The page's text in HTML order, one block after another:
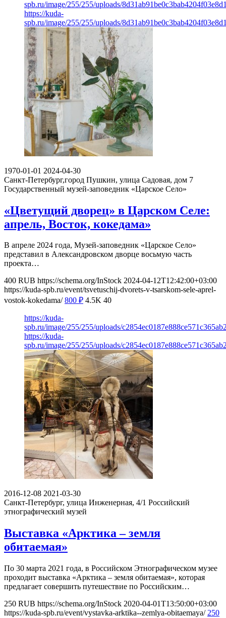
spb.ru/image/255/255/uploads/
https://kuda-
spb.ru/image/255/255/uploads/
1970-01-01 2024-04-30
Санкт-Петербург,город Пушкин, улица Садовая, дом 7
Государственный музей-заповедник «Царское Село»
«Цветущий дворец» в Царском Селе:
апрель, Восток, кокедама»
В апреле 2024 года, Музей-заповедник «Царское Село»
представил в Александровском дворце восьмую часть
проекта…
400 RUB https://schema.org/InStock 2024-04-12T12:42:00+03:00
https://kuda-spb.ru/event/tsvetuschij-dvorets-v-tsarskom-sele-aprel-
vostok-kokedama/ 800 ₽ 4.5K 40
https://kuda-
spb.ru/image/255/255/uploads/
https://kuda-
spb.ru/image/255/255/uploads/
2016-12-08 2021-03-30
Санкт-Петербург, улица Инженерная, 4/1 Российский
этнографический музей
Выставка «Арктика – земля
обитаемая»
По 30 марта 2021 года, в Российском Этнографическом музее
проходит выставка «Арктика – земля обитаемая», которая
предлагает совершить путешествие по Российским…
250 RUB https://schema.org/InStock 2020-04-01T13:50:00+03:00
https://kuda-spb.ru/event/vystavka-arktika--zemlya-obitaemaya/ 250